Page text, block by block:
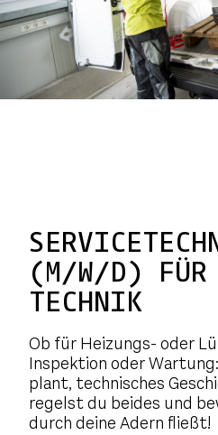
(M/W/D) FÜR
TECHNIK
Ob für Heizungs- oder
Inspektion oder
plant, technisches
regelst du beides und
durch deine Adern fließt!